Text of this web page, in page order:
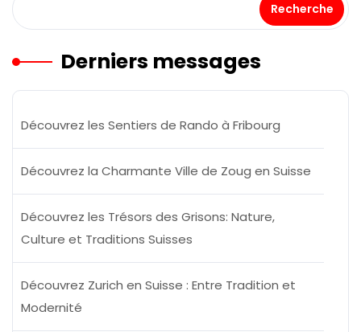
Recherche
Derniers messages
Découvrez les Sentiers de Rando à Fribourg
Découvrez la Charmante Ville de Zoug en Suisse
Découvrez les Trésors des Grisons: Nature,
Culture et Traditions Suisses
Découvrez Zurich en Suisse : Entre Tradition et
Modernité